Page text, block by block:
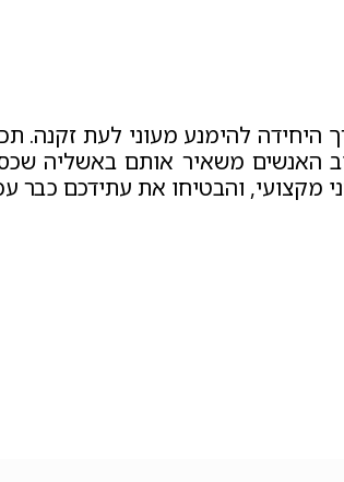
להימנע מעוני לעת זקנה.
משאיר אותם באשליה
מקצועי, והבטיחו את עתידכם כבר